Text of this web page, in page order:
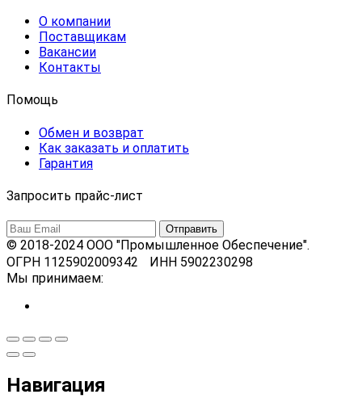
О компании
Поставщикам
Вакансии
Контакты
Помощь
Обмен и возврат
Как заказать и оплатить
Гарантия
Запросить прайс-лист
© 2018-2024 ООО "Промышленное Обеспечение".
ОГРН 1125902009342 ИНН 5902230298
Мы принимаем:
Навигация